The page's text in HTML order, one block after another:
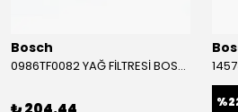
Bosch
0986TF0082 YAĞ FİLTRESİ BOSCH
%